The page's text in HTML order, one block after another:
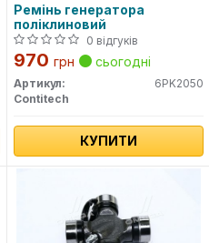
Ремінь генератора
поліклиновий
0 відгуків
970 грн сьогодні
Артикул:
6PK2050
Contitech
КУПИТИ